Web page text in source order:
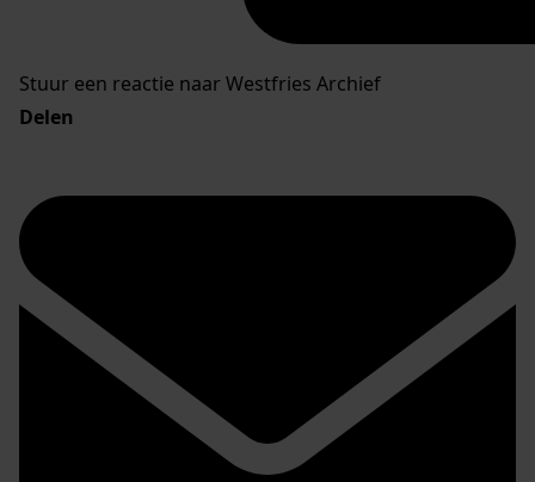
Stuur een reactie naar Westfries Archief
Delen